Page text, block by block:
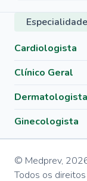
Cardiologista
Clínico Geral
Dermatologista
Ginecologista
© Medprev,
Todos os